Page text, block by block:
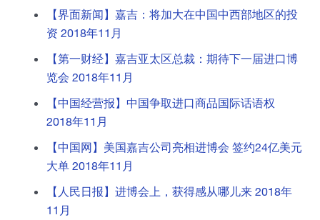
【界面新闻】嘉吉：将加大在中国中西部地区的投
资 2018年11月
【第一财经】嘉吉亚太区总裁：期待下一届进口博
览会 2018年11月
【中国经营报】中国争取进口商品国际话语权
2018年11月
【中国网】美国嘉吉公司亮相进博会 签约24亿美元
大单 2018年11月
【人民日报】进博会上，获得感从哪儿来 2018年
11月